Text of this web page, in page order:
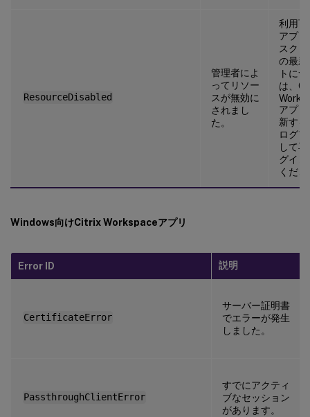
ResourceDisabled
管理者によ
ってリソー
スが無効に
されまし
た。
利用可
アプ
スク
の最新
トに
は、
アプ
新す
ログ
して
グイ
くだ
Windows向けCitrix Workspaceアプリ
Error ID 説明
CertificateError
サーバー証明書
でエラーが発生
しました。
PassthroughClientError
すでにアクティ
ブなセッション
があります。